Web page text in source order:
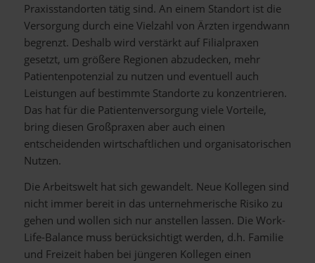
Praxisstandorten tätig sind. An einem Standort ist die
Versorgung durch eine Vielzahl von Ärzten irgendwann
begrenzt. Deshalb wird verstärkt auf Filialpraxen
gesetzt, um größere Regionen abzudecken, mehr
Patientenpotenzial zu nutzen und eventuell auch
Leistungen auf bestimmte Standorte zu konzentrieren.
Das hat für die Patientenversorgung viele Vorteile,
bring diesen Großpraxen aber auch einen
entscheidenden wirtschaftlichen und organisatorischen
Nutzen.
Die Arbeitswelt hat sich gewandelt. Neue Kollegen sind
nicht immer bereit in das unternehmerische Risiko zu
gehen und wollen sich nur anstellen lassen. Die Work-
Life-Balance muss berücksichtigt werden, d.h. Familie
und Freizeit haben bei jüngeren Kollegen einen